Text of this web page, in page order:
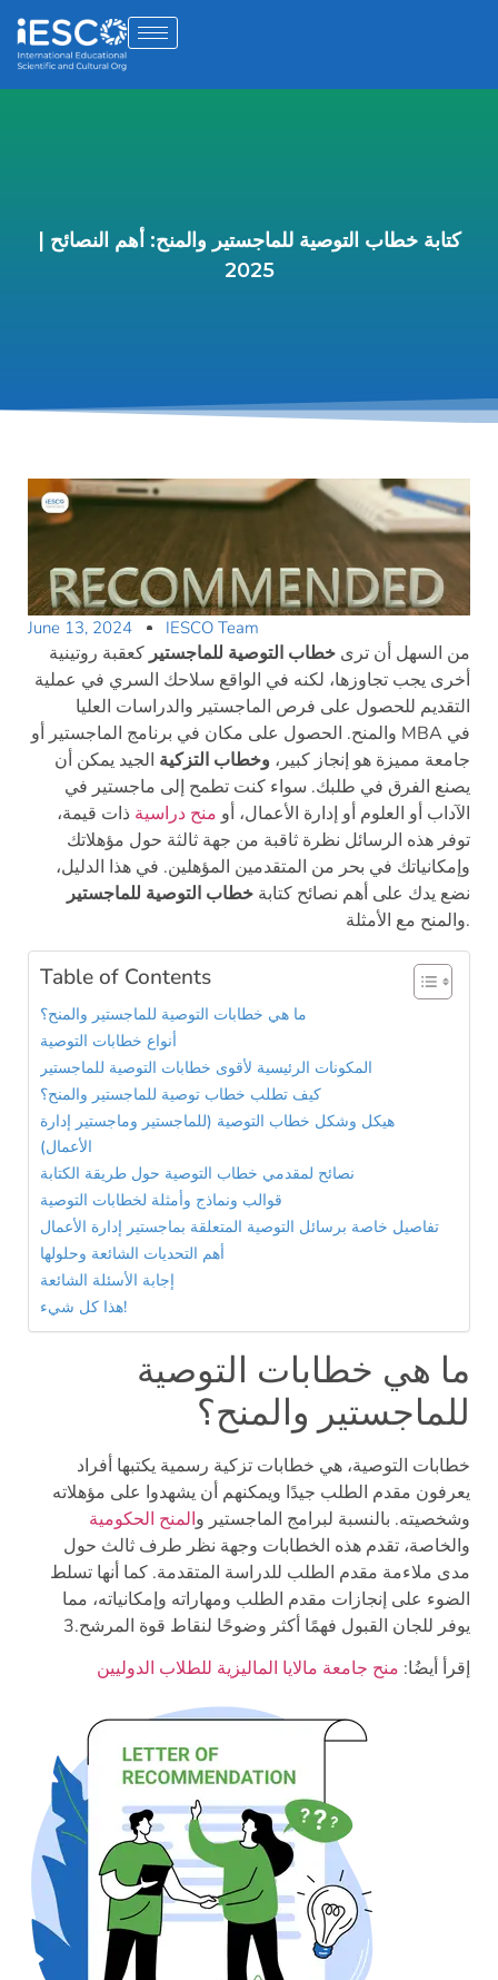
كتابة خطاب التوصية للماجستير والمنح: أهم النصائح |
2025
June 13, 2024 IESCO Team
من السهل أن ترى خطاب التوصية للماجستير كعقبة روتينية
أخرى يجب تجاوزها، لكنه في الواقع سلاحك السري في عملية
التقديم للحصول على فرص الماجستير والدراسات العليا
والمنح. الحصول على مكان في برنامج الماجستير أو MBA
جامعة مميزة هو إنجاز كبير، وخطاب التزكية الجيد يمكن أن
يصنع الفرق في طلبك. سواء كنت تطمح إلى ماجستير في
الآداب أو العلوم أو إدارة الأعمال، أو منح دراسية ذات قيمة،
توفر هذه الرسائل نظرة ثاقبة من جهة ثالثة حول مؤهلاتك
وإمكانياتك في بحر من المتقدمين المؤهلين. في هذا الدليل،
نضع يدك على أهم نصائح كتابة خطاب التوصية للماجستير
والمنح مع الأمثلة.
Table of Contents
ما هي خطابات التوصية للماجستير والمنح؟
أنواع خطابات التوصية
المكونات الرئيسية لأقوى خطابات التوصية للماجستير
كيف تطلب خطاب توصية للماجستير والمنح؟
هيكل وشكل خطاب التوصية (للماجستير وماجستير إدارة
الأعمال)
نصائح لمقدمي خطاب التوصية حول طريقة الكتابة
قوالب ونماذج وأمثلة لخطابات التوصية
تفاصيل خاصة برسائل التوصية المتعلقة بماجستير إدارة الأعمال
أهم التحديات الشائعة وحلولها
إجابة الأسئلة الشائعة
هذا كل شيء!
ما هي خطابات التوصية
للماجستير والمنح؟
خطابات التوصية، هي خطابات تزكية رسمية يكتبها أفراد
يعرفون مقدم الطلب جيدًا ويمكنهم أن يشهدوا على مؤهلاته
وشخصيته. بالنسبة لبرامج الماجستير والمنح الحكومية
والخاصة، تقدم هذه الخطابات وجهة نظر طرف ثالث حول
مدى ملاءمة مقدم الطلب للدراسة المتقدمة. كما أنها تسلط
الضوء على إنجازات مقدم الطلب ومهاراته وإمكانياته، مما
يوفر للجان القبول فهمًا أكثر وضوحًا لنقاط قوة المرشح.3
إقرأ أيضُا: منح جامعة مالايا الماليزية للطلاب الدوليين